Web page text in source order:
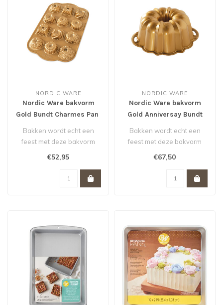
NORDIC WARE
Nordic Ware bakvorm
Gold Bundt Charmes Pan
Bakken wordt echt een
feest met deze bakvorm
van Nordic Ware. De
€52,95
NORDIC WARE
Nordic Ware bakvorm
Gold Anniversay Bundt
Bakken wordt echt een
feest met deze bakvorm
van Nordic Ware. De
€67,50